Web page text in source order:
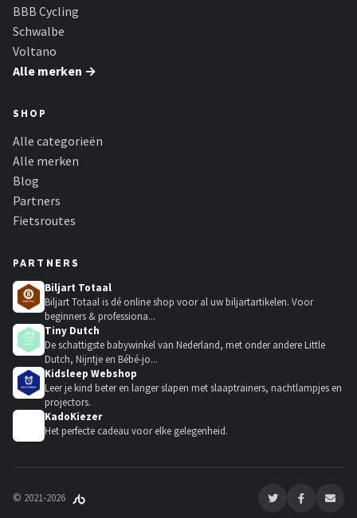
BBB Cycling
Schwalbe
Voltano
Alle merken →
SHOP
Alle categorieën
Alle merken
Blog
Partners
Fietsroutes
PARTNERS
Biljart Totaal
Biljart Totaal is dé online shop voor al uw biljartartikelen. Voor
beginners & professiona...
Tiny Dutch
De schattigste babywinkel van Nederland, met onder andere Little
Dutch, Nijntje en Bébé-jo...
Kidsleep Webshop
Leer je kind beter en langer slapen met slaaptrainers, nachtlampjes en
projectors.
KadoKiezer
Het perfecte cadeau voor elke gelegenheid.
© 2021-2026